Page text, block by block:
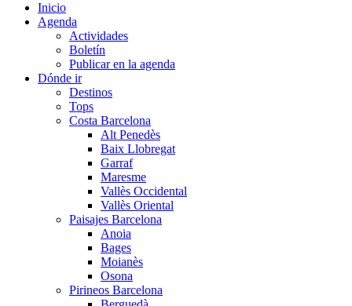
Inicio
Agenda
Actividades
Boletín
Publicar en la agenda
Dónde ir
Destinos
Tops
Costa Barcelona
Alt Penedès
Baix Llobregat
Garraf
Maresme
Vallès Occidental
Vallès Oriental
Paisajes Barcelona
Anoia
Bages
Moianès
Osona
Pirineos Barcelona